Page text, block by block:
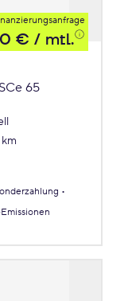
€ / mtl.
65
km